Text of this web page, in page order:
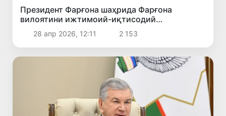
Президент Фарғона шаҳрида Фарғона
вилоятини ижтимоий-иқтисодий
ривожлантириш масалалари юзасидан
йиғилиш ўтказмоқда
28 апр 2026, 12:11 2 153